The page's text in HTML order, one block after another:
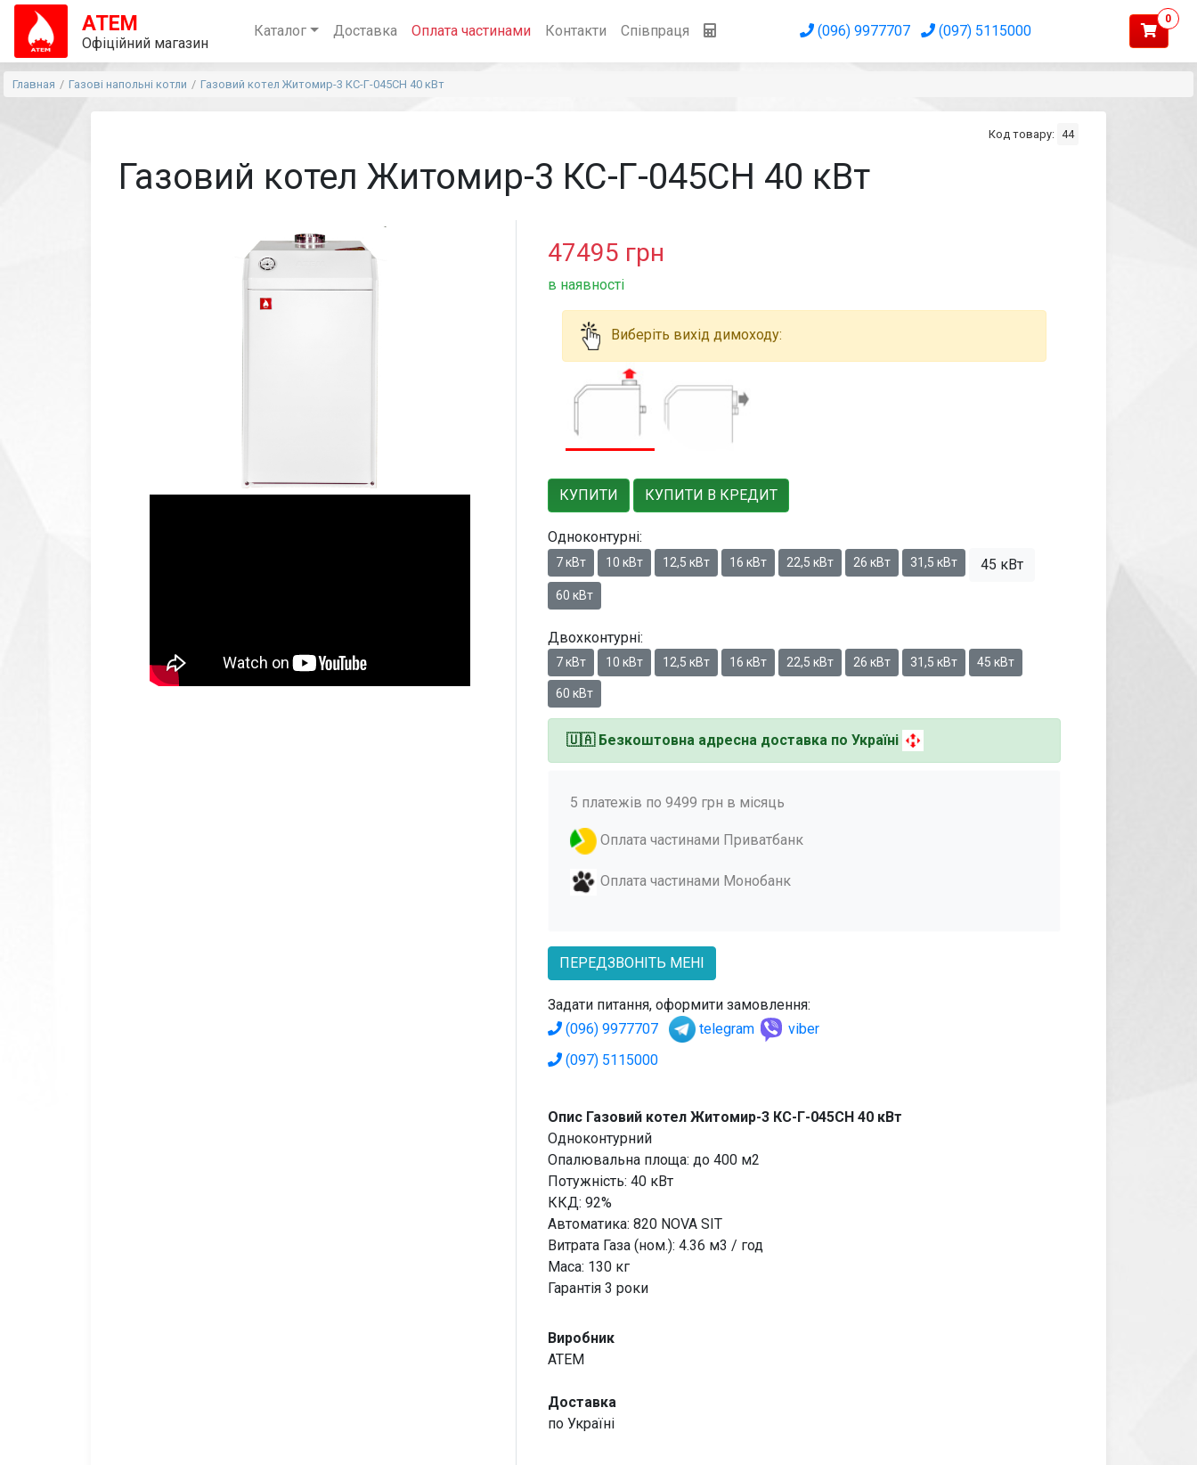
АТЕМ
Офіційний магазин
Каталог Доставка Оплата частинами Контакти Співпраця (096) 9977707 (097) 5115000
0
Главная Газові напольні котли Газовий котел Житомир-3 КС-Г-045СН 40 кВт
Код товару: 44
Газовий котел Житомир-3 КС-Г-045СН 40 кВт
47495 грн
в наявності
Виберіть вихід димоходу:
КУПИТИ КУПИТИ В КРЕДИТ
Одноконтурні:
7 кВт 10 кВт 12,5 кВт 16 кВт 22,5 кВт 26 кВт 31,5 кВт 45 кВт
60 кВт
Двохконтурні:
7 кВт 10 кВт 12,5 кВт 16 кВт 22,5 кВт 26 кВт 31,5 кВт 45 кВт
60 кВт
🇺🇦 Безкоштовна адресна доставка по Україні
5 платежів по 9499 грн в місяць
Оплата частинами Приватбанк
Оплата частинами Монобанк
ПЕРЕДЗВОНІТЬ МЕНІ
Задати питання, оформити замовлення:
(096) 9977707
telegram
viber
(097) 5115000
Опис Газовий котел Житомир-3 КС-Г-045СН 40 кВт
Одноконтурний
Опалювальна площа: до 400 м2
Потужність: 40 кВт
ККД: 92%
Автоматика: 820 NOVA SIT
Витрата Газа (ном.): 4.36 м3 / год
Маса: 130 кг
Гарантія 3 роки
Виробник
ATEM
Доставка
по Україні